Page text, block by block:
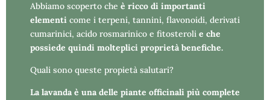
Abbiamo scoperto che è ricco di importanti
elementi come i terpeni, tannini, flavonoidi, derivati
cumarinici, acido rosmarinico e fitosteroli e che
possiede quindi molteplici proprietà benefiche.
Quali sono queste propietà salutari?
La lavanda è una delle piante officinali più complete